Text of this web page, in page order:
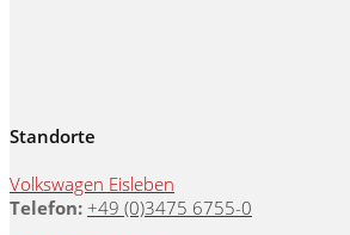
Standorte
Volkswagen Eisleben
Telefon: +49 (0)3475 6755-0